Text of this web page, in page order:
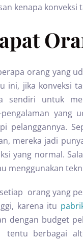
kenapa
orang yang
ini, jika konveksi
sendiri untuk
pengalaman yang
pelanggannya.
mereka jadi
yang normal.
menggunakan
orang yang
karena itu
dengan budget
tentu berbagai